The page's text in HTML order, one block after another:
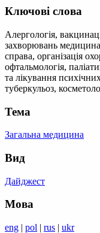
Ключові слова
Алергологія,
захворювань медицина
справа, організація
офтальмологія,
та лікування
туберкульоз,
Тема
Загальна медицина
Вид
Дайджест
Мова
eng | pol | rus | ukr